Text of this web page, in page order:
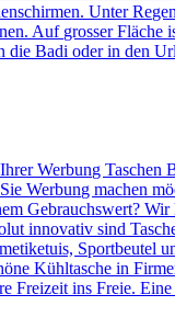
Unter
Auf grosser
Badi oder in den
Werbung
Werbung machen
Gebrauchswert?
innovativ sind
Sportbeutel
Kühltasche in
ins Freie.